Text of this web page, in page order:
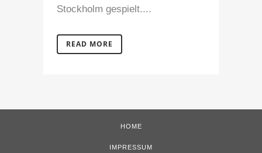
Stockholm gespielt....
READ MORE
HOME
IMPRESSUM